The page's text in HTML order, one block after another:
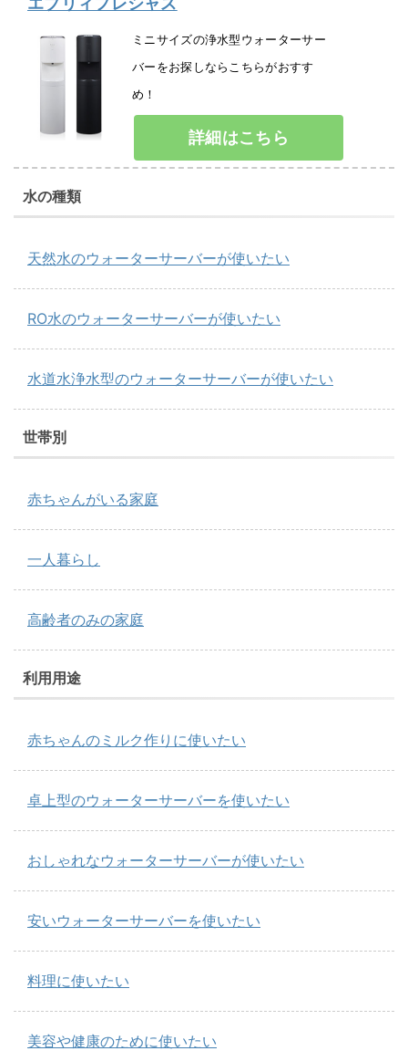
ミニサイズの浄水型ウォーターサー
バーをお探しならこちらがおすす
め！
詳細はこちら
水の種類
天然水のウォーターサーバーが使いたい
RO水のウォーターサーバーが使いたい
水道水浄水型のウォーターサーバーが使いたい
世帯別
赤ちゃんがいる家庭
一人暮らし
高齢者のみの家庭
利用用途
赤ちゃんのミルク作りに使いたい
卓上型のウォーターサーバーを使いたい
おしゃれなウォーターサーバーが使いたい
安いウォーターサーバーを使いたい
料理に使いたい
美容や健康のために使いたい